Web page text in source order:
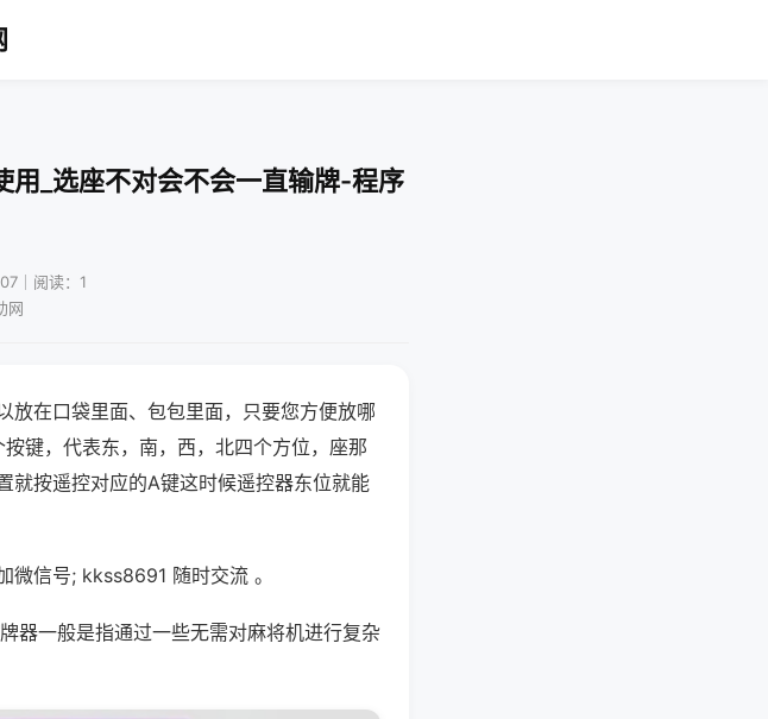
_选座不对会不会一直输牌-程序
｜阅读：1
网
放在口袋里面、包包里面，只要您方便放哪
键，代表东，南，西，北四个方位，座那
就按遥控对应的A键这时候遥控器东位就能
微信号; kkss8691 随时交流 。
器一般是指通过一些无需对麻将机进行复杂